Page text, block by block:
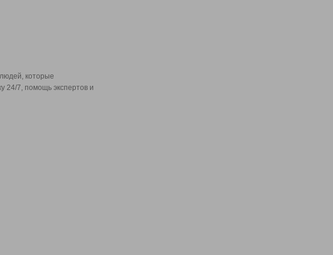
которые
24/7, помощь экспертов и